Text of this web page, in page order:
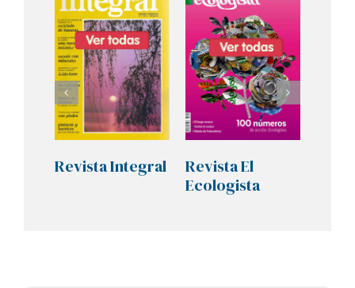
Revista Integral
Revista El
Ecologista